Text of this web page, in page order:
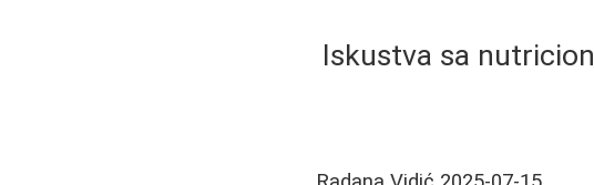
Iskustva sa